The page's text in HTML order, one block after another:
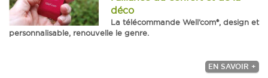
déco
La télécommande Well’com®, design et
personnalisable, renouvelle le genre.
EN SAVOIR +